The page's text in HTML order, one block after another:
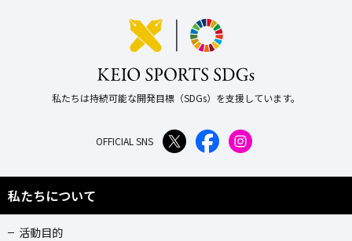
私たちは持続可能な開発目標（SDGs）を支援しています。
OFFICIAL SNS
私たちについて
活動目的